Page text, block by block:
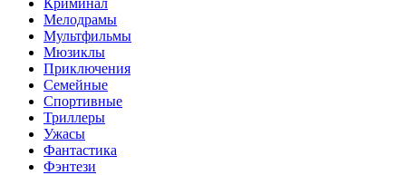
Криминал
Мелодрамы
Мультфильмы
Мюзиклы
Приключения
Семейные
Спортивные
Триллеры
Ужасы
Фантастика
Фэнтези